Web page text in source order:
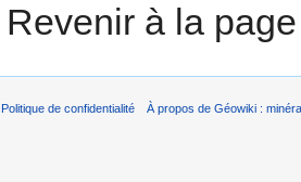
Revenir à la
Politique de confidentialité À propos de Géowiki :